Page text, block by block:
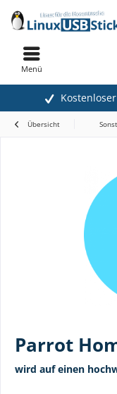
Menü
Übersicht
Parrot
wird auf einen